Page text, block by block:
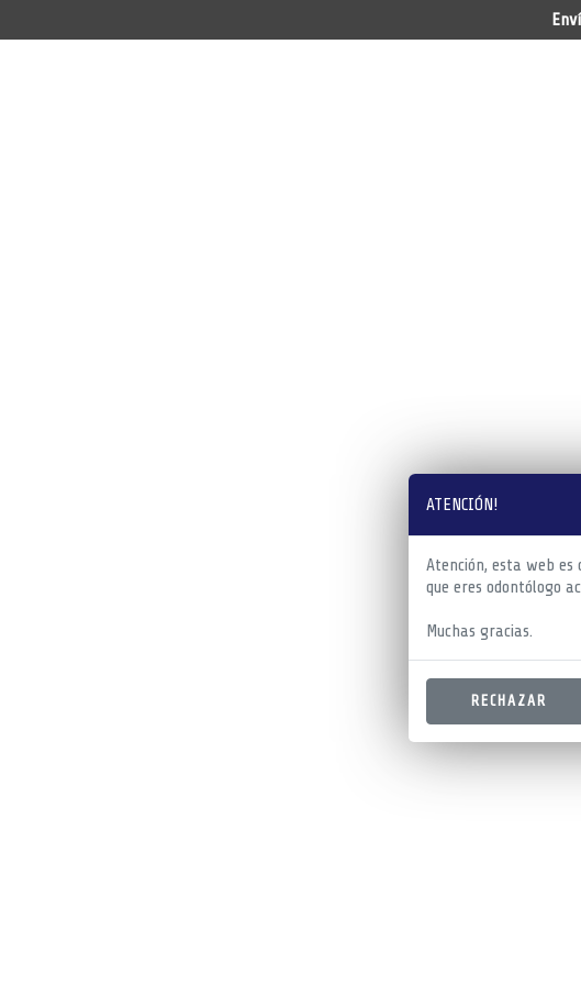
ATENCIÓN!
Atención, esta web es
que eres odontólogo
Muchas gracias.
RECHAZAR